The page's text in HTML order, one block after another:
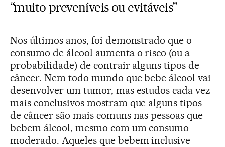
“muito preveníveis ou evitáveis”
Nos últimos anos, foi demonstrado que o
consumo de álcool aumenta o risco (ou a
probabilidade) de contrair alguns tipos de
câncer. Nem todo mundo que bebe álcool vai
desenvolver um tumor, mas estudos cada vez
mais conclusivos mostram que alguns tipos
de câncer são mais comuns nas pessoas que
bebem álcool, mesmo com um consumo
moderado. Aqueles que bebem inclusive